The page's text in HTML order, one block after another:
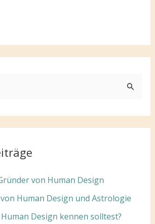
von Human Design
Human Design und Astrologie
Design kennen solltest?